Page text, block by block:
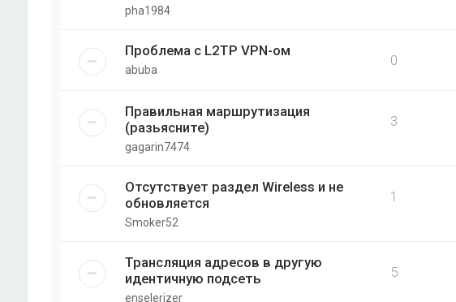
pha1984
Проблема с L2TP VPN-ом
abuba
0
Правильная маршрутизация
(разьясните)
gagarin7474
3
Отсутствует раздел Wireless и не
обновляется
Smoker52
1
Трансляция адресов в другую
идентичную подсеть
enselerizer
5